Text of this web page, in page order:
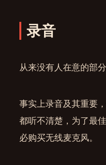
录音
从来没有人在意的部分
事实上录音及其重要
都听不清楚，为了最
必购买无线麦克风。